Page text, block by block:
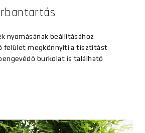
nyomásának beállításához
felület megkönnyíti a tisztítást
burkolat is található